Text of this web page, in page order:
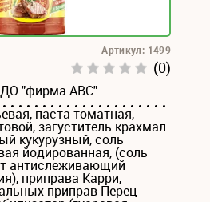
(0)
Артикул: 1499
"фирма АВС"
паста томатная,
загуститель крахмал
кукурузный, соль
йодированная, (соль
антислеживающий
приправа Карри,
приправ Перец